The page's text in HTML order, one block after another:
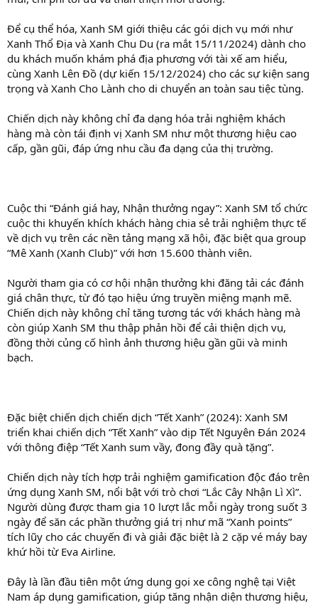
Để cụ thể hóa, Xanh SM giới thiệu các gói dịch vụ mới như
Xanh Thổ Địa và Xanh Chu Du (ra mắt 15/11/2024) dành cho
du khách muốn khám phá địa phương với tài xế am hiểu,
cùng Xanh Lên Đồ (dự kiến 15/12/2024) cho các sự kiện sang
trọng và Xanh Cho Lành cho di chuyển an toàn sau tiệc tùng.
Chiến dịch này không chỉ đa dạng hóa trải nghiệm khách
hàng mà còn tái định vị Xanh SM như một thương hiệu cao
cấp, gần gũi, đáp ứng nhu cầu đa dạng của thị trường.
Cuộc thi “Đánh giá hay, Nhận thưởng ngay”: Xanh SM tổ chức
cuộc thi khuyến khích khách hàng chia sẻ trải nghiệm thực tế
về dịch vụ trên các nền tảng mạng xã hội, đặc biệt qua group
“Mê Xanh (Xanh Club)” với hơn 15.600 thành viên.
Người tham gia có cơ hội nhận thưởng khi đăng tải các đánh
giá chân thực, từ đó tạo hiệu ứng truyền miệng mạnh mẽ.
Chiến dịch này không chỉ tăng tương tác với khách hàng mà
còn giúp Xanh SM thu thập phản hồi để cải thiện dịch vụ,
đồng thời củng cố hình ảnh thương hiệu gần gũi và minh
bạch.
Đặc biệt chiến dịch chiến dịch “Tết Xanh” (2024): Xanh SM
triển khai chiến dịch “Tết Xanh” vào dịp Tết Nguyên Đán 2024
với thông điệp “Tết Xanh sum vầy, đong đầy quà tặng”.
Chiến dịch này tích hợp trải nghiệm gamification độc đáo trên
ứng dụng Xanh SM, nổi bật với trò chơi “Lắc Cây Nhận Lì Xì”.
Người dùng được tham gia 10 lượt lắc mỗi ngày trong suốt 3
ngày để săn các phần thưởng giá trị như mã “Xanh points”
tích lũy cho các chuyến đi và giải đặc biệt là 2 cặp vé máy bay
khứ hồi từ Eva Airline.
Đây là lần đầu tiên một ứng dụng gọi xe công nghệ tại Việt
Nam áp dụng gamification, giúp tăng nhận diện thương hiệu,